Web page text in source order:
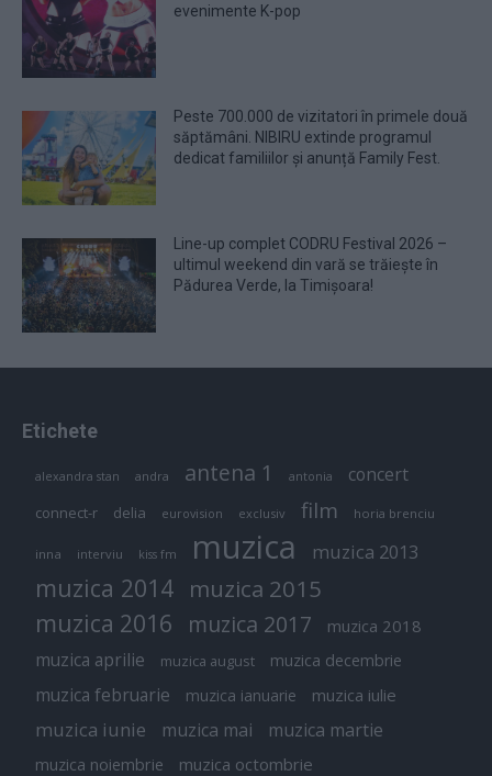
evenimente K-pop
Peste 700.000 de vizitatori în primele două
săptămâni. NIBIRU extinde programul
dedicat familiilor și anunță Family Fest.
Line-up complet CODRU Festival 2026 –
ultimul weekend din vară se trăiește în
Pădurea Verde, la Timișoara!
Etichete
alexandra stan andra antena 1 antonia concert
connect-r delia eurovision exclusiv film horia brenciu
inna interviu kiss fm muzica muzica 2013
muzica 2014 muzica 2015
muzica 2016 muzica 2017 muzica 2018
muzica aprilie muzica august muzica decembrie
muzica februarie muzica ianuarie muzica iulie
muzica iunie muzica mai muzica martie
muzica noiembrie muzica octombrie